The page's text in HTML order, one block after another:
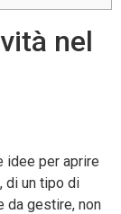
nel
idee per aprire
di un tipo di
da gestire, non